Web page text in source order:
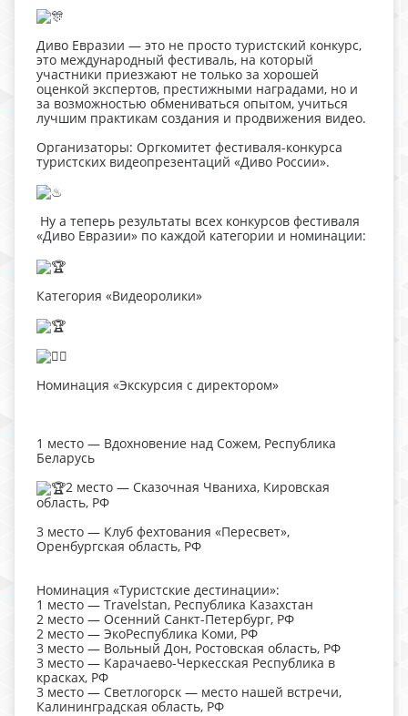
Диво Евразии — это не просто туристский конкурс,
это международный фестиваль, на который
участники приезжают не только за хорошей
оценкой экспертов, престижными наградами, но и
за возможностью обмениваться опытом, учиться
лучшим практикам создания и продвижения видео.
Организаторы: Оргкомитет фестиваля-конкурса
туристских видеопрезентаций «Диво России».
Ну а теперь результаты всех конкурсов фестиваля
«Диво Евразии» по каждой категории и номинации:
Категория «Видеоролики»
Номинация «Экскурсия с директором»
1 место — Вдохновение над Сожем, Республика
Беларусь
2 место — Сказочная Чваниха, Кировская
область, РФ
3 место — Клуб фехтования «Пересвет»,
Оренбургская область, РФ
Номинация «Туристские дестинации»:
1 место — Travelstan, Республика Казахстан
2 место — Осенний Санкт-Петербург, РФ
2 место — ЭкоРеспублика Коми, РФ
3 место — Вольный Дон, Ростовская область, РФ
3 место — Карачаево-Черкесская Республика в
красках, РФ
3 место — Светлогорск — место нашей встречи,
Калининградская область, РФ